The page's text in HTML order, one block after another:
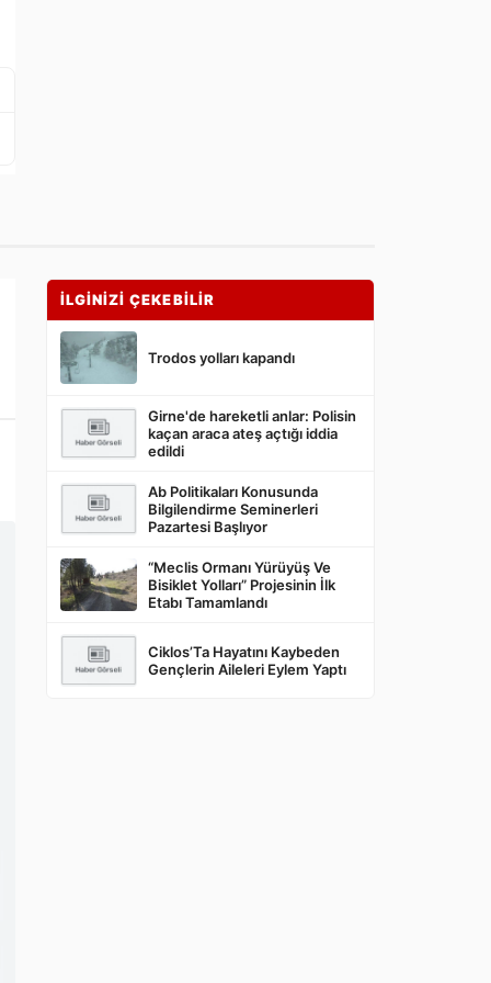
İLGİNİZİ ÇEKEBİLİR
Trodos yolları kapandı
Girne'de hareketli anlar: Polisin
kaçan araca ateş açtığı iddia
edildi
Ab Politikaları Konusunda
Bilgilendirme Seminerleri
Pazartesi Başlıyor
“Meclis Ormanı Yürüyüş Ve
Bisiklet Yolları” Projesinin İlk
Etabı Tamamlandı
Ciklos’Ta Hayatını Kaybeden
Gençlerin Aileleri Eylem Yaptı